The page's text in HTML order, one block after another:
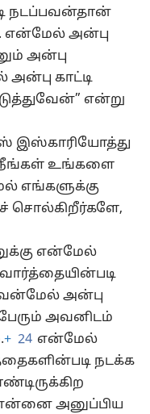
நடப்பவன்தான்
என்மேல் அன்பு
அன்பு
காட்டி
என்று
இஸ்காரியோத்து
நீங்கள் உங்களை
எங்களுக்கு
சொல்கிறீர்களே,
என்மேல்
அன்பு
அவனிடம்
+ 24 என்மேல்
நடக்க
அனுப்பிய